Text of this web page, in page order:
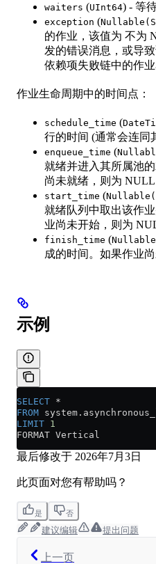
waiters (UInt64) - 等
exception (
的作业，该值为 不为
发的错误消息，或导
依赖项失败链中的作业
作业生命周期中的时间点：
schedule_time (
行的时间 (通常会连同
enqueue_time (
就绪并进入其所属池
尚未就绪，则为 NULL
start_time (
就绪队列中取出该作
业尚未开始，则为
finish_time (
成的时间。如果作业
示例
SELECT *
FROM system .
LIMIT 1
FORMAT Vertical
最后修改于 2026年7月3日
此页面对您有帮助吗？
是 否
建议编辑 提出问题
上一页